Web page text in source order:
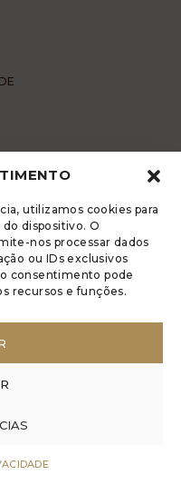
utilizamos cookies para
dispositivo. O
nos processar dados
ou IDs exclusivos
consentimento pode
recursos e funções.